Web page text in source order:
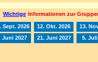
Wichtige Informationen zur
Sept. 2026 12. Okt. 2026
13.
Juni 2027 21. Juni 2027
5. Juli